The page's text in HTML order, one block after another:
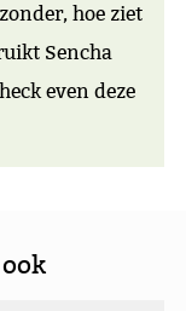
hoe ziet
Sencha
even deze